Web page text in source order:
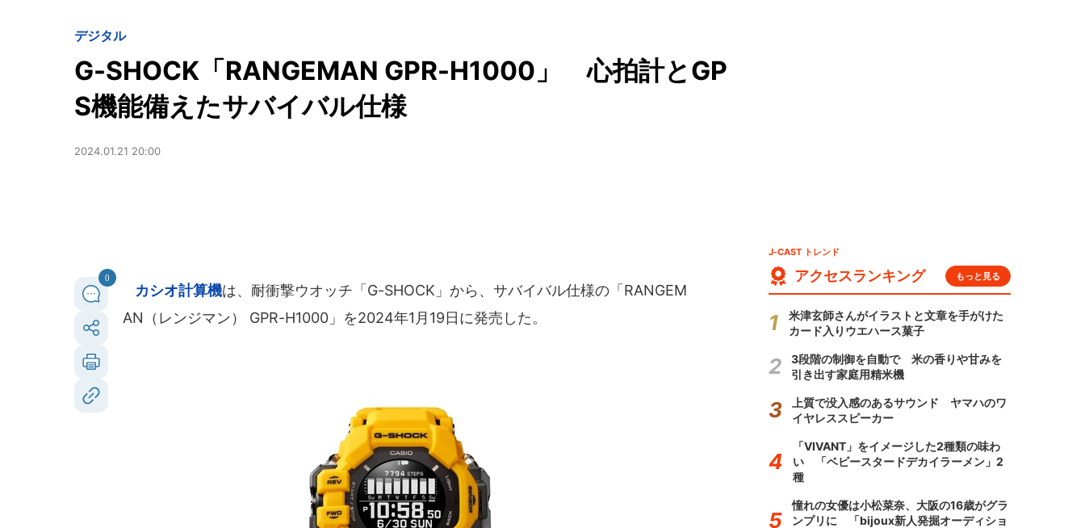
デジタル
G-SHOCK「RANGEMAN GPR-H1000」 心拍計とGP
S機能備えたサバイバル仕様
2024.01.21 20:00
0
カシオ計算機は、耐衝撃ウオッチ「G-SHOCK」から、サバイバル仕様の「RANGEM
AN（レンジマン） GPR-H1000」を2024年1月19日に発売した。
J-CAST トレンド
アクセスランキング もっと見る
米津玄師さんがイラストと文章を手がけた
カード入りウエハース菓子
3段階の制御を自動で 米の香りや甘みを
引き出す家庭用精米機
上質で没入感のあるサウンド ヤマハのワ
イヤレススピーカー
「VIVANT」をイメージした2種類の味わ
い 「ベビースタードデカイラーメン」2
種
憧れの女優は小松菜奈、大阪の16歳がグラ
ンプリに 「bijoux新人発掘オーディショ